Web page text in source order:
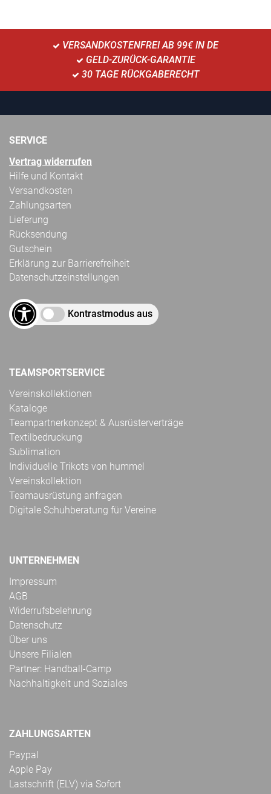
VERSANDKOSTENFREI AB 99€ IN DE
GELD-ZURÜCK-GARANTIE
30 TAGE RÜCKGABERECHT
SERVICE
Vertrag widerrufen
Hilfe und Kontakt
Versandkosten
Zahlungsarten
Lieferung
Rücksendung
Gutschein
Erklärung zur Barrierefreiheit
Datenschutzeinstellungen
Kontrastmodus aus
TEAMSPORTSERVICE
Vereinskollektionen
Kataloge
Teampartnerkonzept & Ausrüsterverträge
Textilbedruckung
Sublimation
Individuelle Trikots von hummel
Vereinskollektion
Teamausrüstung anfragen
Digitale Schuhberatung für Vereine
UNTERNEHMEN
Impressum
AGB
Widerrufsbelehrung
Datenschutz
Über uns
Unsere Filialen
Partner: Handball-Camp
Nachhaltigkeit und Soziales
ZAHLUNGSARTEN
Paypal
Apple Pay
Lastschrift (ELV) via Sofort